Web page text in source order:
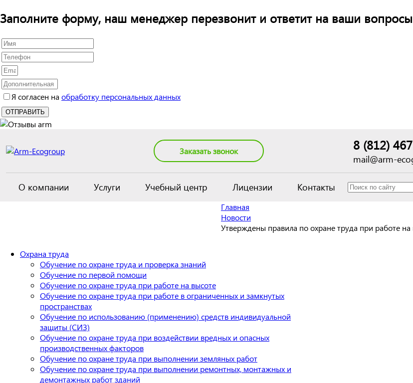
Заполните форму, наш менеджер перезвонит и ответит на ваши вопросы
Я согласен на обработку персональных данных
Заказать звонок 8 (812)
mail@arm-
О компании Услуги Учебный центр Лицензии Контакты
Главная
Новости
Утверждены правила по охране труда при работе на
Охрана труда
Обучение по охране труда и проверка знаний
Обучение по первой помощи
Обучение по охране труда при работе на высоте
Обучение по охране труда при работе в ограниченных и замкнутых
пространствах
Обучение по использованию (применению) средств индивидуальной
защиты (СИЗ)
Обучение по охране труда при воздействии вредных и опасных
производственных факторов
Обучение по охране труда при выполнении земляных работ
Обучение по охране труда при выполнении ремонтных, монтажных и
демонтажных работ зданий